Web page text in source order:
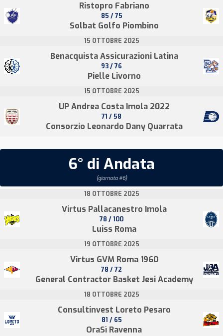
Ristopro Fabriano
85 / 75
Solbat Golfo Piombino
15 OTTOBRE 2025
Benacquista Assicurazioni Latina
93 / 76
Pielle Livorno
15 OTTOBRE 2025
UP Andrea Costa Imola 2022
71 / 58
Consorzio Leonardo Dany Quarrata
6° di Andata
(giornata #6)
18 OTTOBRE 2025
Virtus Pallacanestro Imola
78 / 100
Luiss Roma
19 OTTOBRE 2025
Virtus GVM Roma 1960
78 / 72
General Contractor Basket Jesi Academy
18 OTTOBRE 2025
Consultinvest Loreto Pesaro
81 / 65
OraSì Ravenna